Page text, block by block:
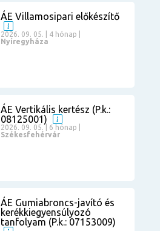
ÁE Villamosipari előkészítő
2026. 09. 05. | 4 hónap |
Nyíregyháza
ÁE Vertikális kertész (P.k.:
08125001)
2026. 09. 05. | 6 hónap |
Székesfehérvár
ÁE Gumiabroncs-javító és
kerékkiegyensúlyozó
tanfolyam (P.k.: 07153009)